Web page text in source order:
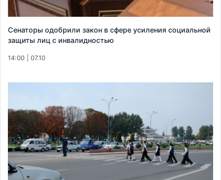
Сенаторы одобрили закон в сфере усиления социальной
защиты лиц с инвалидностью
14:00 | 07.10